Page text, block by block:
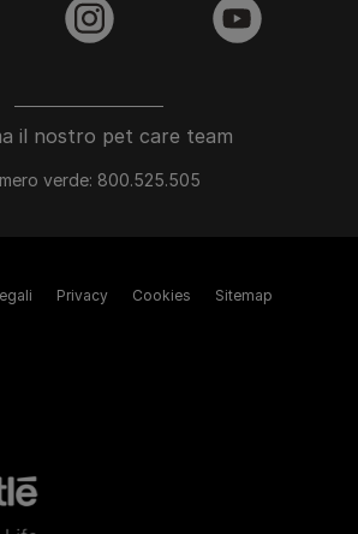
il nostro pet care team
verde: 800.525.505
instagram youtube
Privacy Cookies Sitemap